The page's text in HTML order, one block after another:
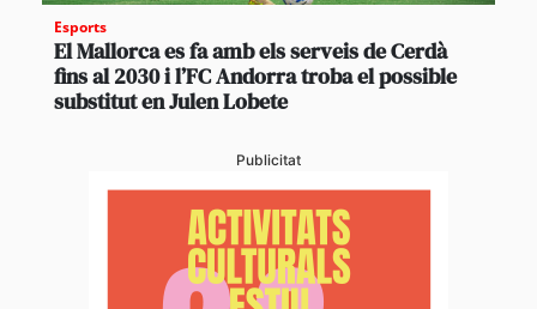
Esports
El Mallorca es fa amb els serveis de Cerdà
fins al 2030 i l’FC Andorra troba el possible
substitut en Julen Lobete
Publicitat